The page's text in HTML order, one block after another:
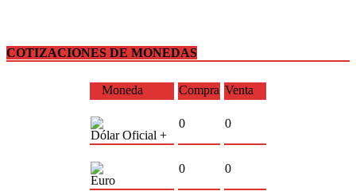
COTIZACIONES DE MONEDAS
Moneda Compra Venta
Dólar Oficial +
0 0
Euro
0 0